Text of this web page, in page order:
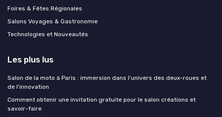
Foires & Fêtes Régionales
Salons Voyages & Gastronomie
Technologies et Nouveautés
Les plus lus
Salon de la moto à Paris : immersion dans l’univers des deux-roues et
de l’innovation
Comment obtenir une invitation gratuite pour le salon créations et
savoir-faire